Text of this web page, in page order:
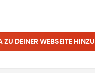
ZU DEINER WEBSEITE HINZU